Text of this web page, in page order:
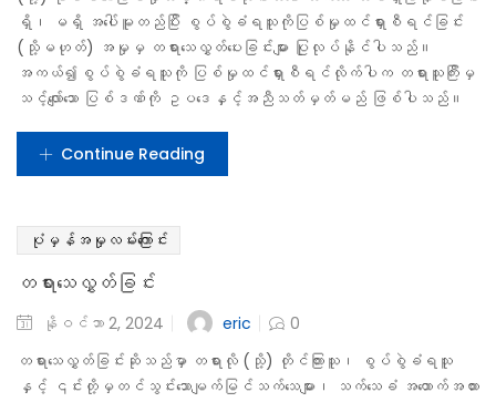
တစ်စုံတစ်ယောက် အဖမ်းခံရခြင်း
ရာဇဝတ်မှုများကို တိုင်ကြားခြင်း
ကျွန်ုပ်မိသားစုတွင် ပြဿနာများ ရှိနေပါသည်။
ထိမ်းခွင့်
ဝေါဟာရ
ရှေ့နေငှားရန် အကြံပြုချက်များ
ကိုယ်ရေးအချက်အလက်မူဝါဒ
အရင်းအမြစ်များနှင့် ငြင်းဆိုချက်
5-Minute Checke dd